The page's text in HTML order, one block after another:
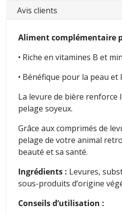
Avis clients
Aliment complémentaire
• Riche en vitamines B et
• Bénéfique pour la peau et
La levure de bière renforce
pelage soyeux.
Grâce aux comprimés de
pelage de votre animal
beauté et sa santé.
Ingrédients : Levures,
sous-produits d’origine
Conseils d’utilisation :